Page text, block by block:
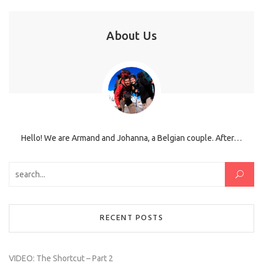
About Us
Hello! We are Armand and Johanna, a Belgian couple. After…
RECENT POSTS
VIDEO: The Shortcut – Part 2